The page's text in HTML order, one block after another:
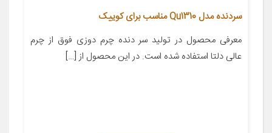
سردنده مدل Qu1310 مناسب برای کوییک
معرفی محصول در تولید سر دنده چرم دوزی فوق از چرم
عالی دلتا استفاده شده است. در این محصول از […]